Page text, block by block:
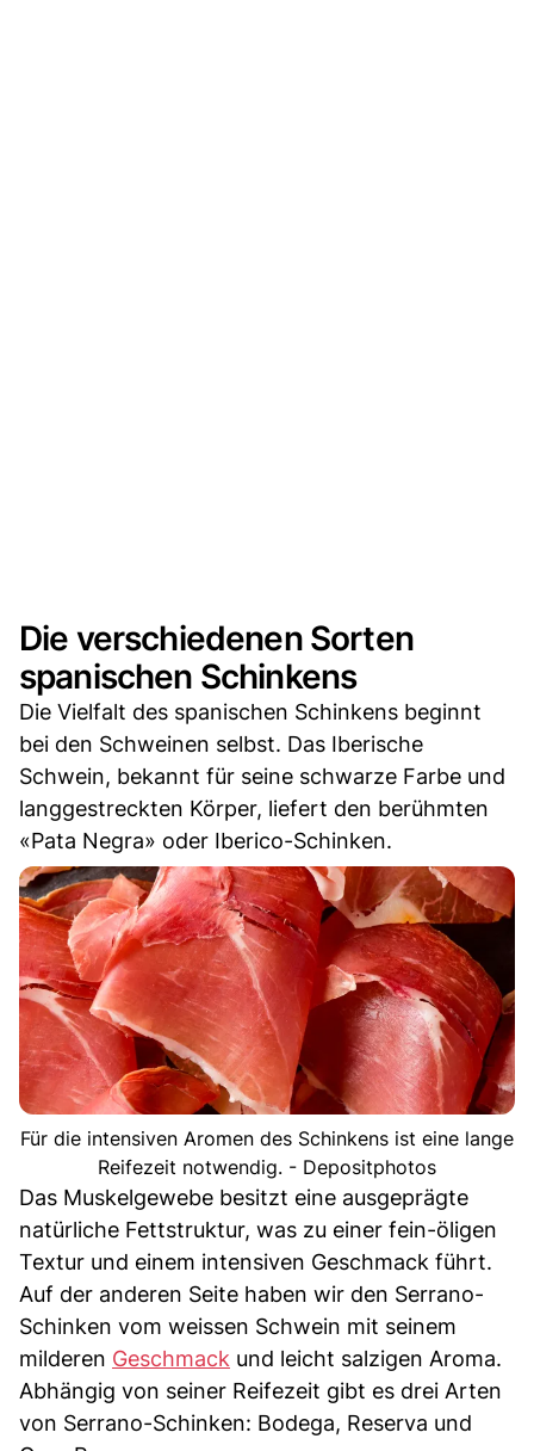
Die verschiedenen Sorten
spanischen Schinkens
Die Vielfalt des spanischen Schinkens beginnt
bei den Schweinen selbst. Das Iberische
Schwein, bekannt für seine schwarze Farbe und
langgestreckten Körper, liefert den berühmten
«Pata Negra» oder Iberico-Schinken.
Für die intensiven Aromen des Schinkens ist eine lange
Reifezeit notwendig. - Depositphotos
Das Muskelgewebe besitzt eine ausgeprägte
natürliche Fettstruktur, was zu einer fein-öligen
Textur und einem intensiven Geschmack führt.
Auf der anderen Seite haben wir den Serrano-
Schinken vom weissen Schwein mit seinem
milderen Geschmack und leicht salzigen Aroma.
Abhängig von seiner Reifezeit gibt es drei Arten
von Serrano-Schinken: Bodega, Reserva und